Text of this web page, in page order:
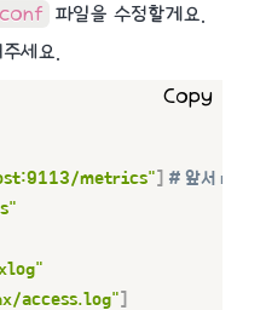
파일을 수정할게요.
세요.
metrics"] # 앞서
access.log"]
Copy